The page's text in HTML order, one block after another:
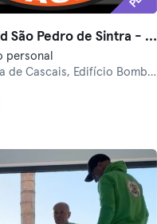
Ginásio Spald São Pedro de Sintra - PT
personal
Cascais, Edifício Bombeiros, São Pedro